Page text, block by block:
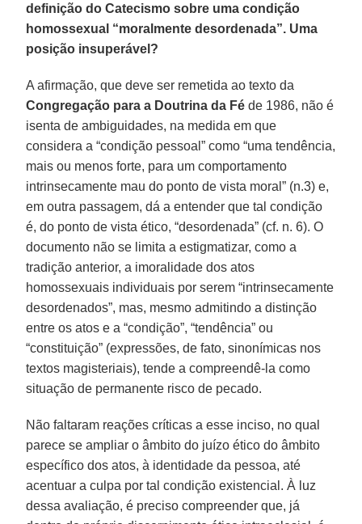
definição do Catecismo sobre uma condição
homossexual “moralmente desordenada”. Uma
posição insuperável?
A afirmação, que deve ser remetida ao texto da
Congregação para a Doutrina da Fé de 1986, não é
isenta de ambiguidades, na medida em que
considera a “condição pessoal” como “uma tendência,
mais ou menos forte, para um comportamento
intrinsecamente mau do ponto de vista moral” (n.3) e,
em outra passagem, dá a entender que tal condição
é, do ponto de vista ético, “desordenada” (cf. n. 6). O
documento não se limita a estigmatizar, como a
tradição anterior, a imoralidade dos atos
homossexuais individuais por serem “intrinsecamente
desordenados”, mas, mesmo admitindo a distinção
entre os atos e a “condição”, “tendência” ou
“constituição” (expressões, de fato, sinonímicas nos
textos magisteriais), tende a compreendê-la como
situação de permanente risco de pecado.
Não faltaram reações críticas a esse inciso, no qual
parece se ampliar o âmbito do juízo ético do âmbito
específico dos atos, à identidade da pessoa, até
acentuar a culpa por tal condição existencial. À luz
dessa avaliação, é preciso compreender que, já